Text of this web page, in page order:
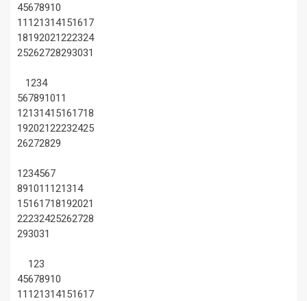
45678910
11 121314151617
18192021222324
25262728293031
1234
567891011
12131415161718
19202122232425
26272829
1234567
891011 121314
15161718192021
22232425262728
293031
123
45678910
11 121314151617